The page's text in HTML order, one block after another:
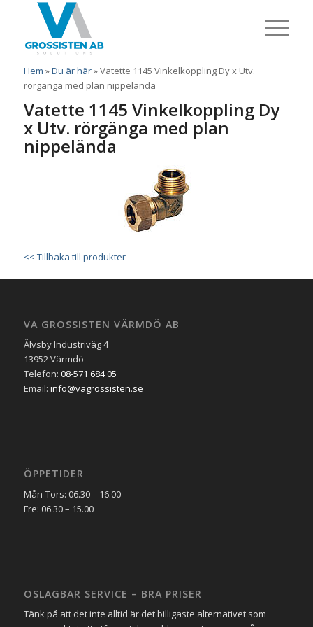
Hem »Du är här»Vatette 1145 Vinkelkoppling Dy x Utv.
rörgänga med plan nippelända
Vatette 1145 Vinkelkoppling Dy
x Utv. rörgänga med plan
nippelända
<< Tillbaka till produkter
VA GROSSISTEN VÄRMDÖ AB
Älvsby Industriväg 4
13952 Värmdö
Telefon: 08-571 684 05
Email: info@vagrossisten.se
ÖPPETIDER
Mån-Tors: 06.30 – 16.00
Fre: 06.30 – 15.00
OSLAGBAR SERVICE – BRA PRISER
Tänk på att det inte alltid är det billigaste alternativet som